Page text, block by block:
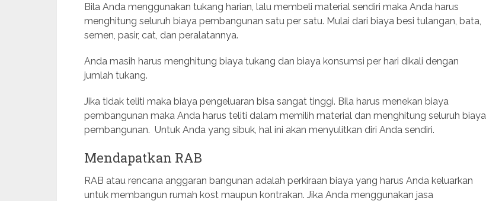
Bila Anda menggunakan tukang harian, lalu membeli material sendiri maka Anda harus
menghitung seluruh biaya pembangunan satu per satu. Mulai dari biaya besi tulangan, bata,
semen, pasir, cat, dan peralatannya.
Anda masih harus menghitung biaya tukang dan biaya konsumsi per hari dikali dengan
jumlah tukang.
Jika tidak teliti maka biaya pengeluaran bisa sangat tinggi. Bila harus menekan biaya
pembangunan maka Anda harus teliti dalam memilih material dan menghitung seluruh biaya
pembangunan. Untuk Anda yang sibuk, hal ini akan menyulitkan diri Anda sendiri.
Mendapatkan RAB
RAB atau rencana anggaran bangunan adalah perkiraan biaya yang harus Anda keluarkan
untuk membangun rumah kost maupun kontrakan. Jika Anda menggunakan jasa